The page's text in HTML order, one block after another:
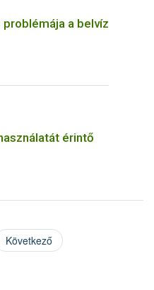
a belvíz
érintő
Következő